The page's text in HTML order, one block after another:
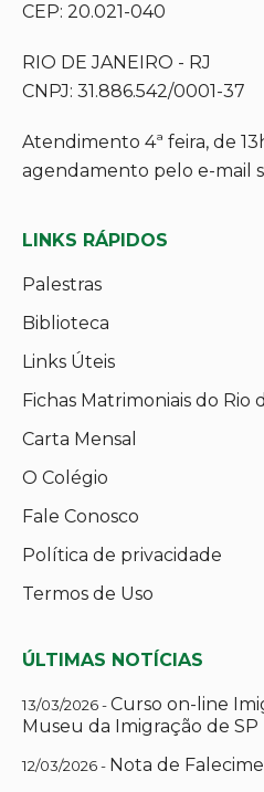
CEP: 20.021-040
RIO DE JANEIRO - RJ
CNPJ: 31.886.542/0001-37
Atendimento 4ª feira, de
agendamento pelo e-mail
LINKS RÁPIDOS
Palestras
Biblioteca
Links Úteis
Fichas Matrimoniais do Rio
Carta Mensal
O Colégio
Fale Conosco
Política de privacidade
Termos de Uso
ÚLTIMAS NOTÍCIAS
13/03/2026 -Curso on-line
Museu da Imigração de SP
12/03/2026 - Nota de